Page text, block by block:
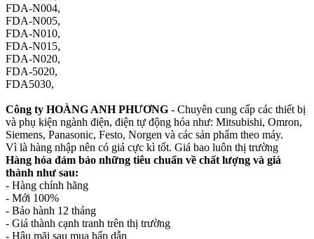
FDA-N004,
FDA-N005,
FDA-N010,
FDA-N015,
FDA-N020,
FDA-5020,
FDA5030,
Công ty HOÀNG ANH PHƯƠNG - Chuyên cung cấp các thiết bị
và phụ kiện ngành điện, điện tự động hóa như: Mitsubishi, Omron,
Siemens, Panasonic, Festo, Norgen và các sản phẩm theo máy.
Vì là hàng nhập nên có giá cực kì tốt. Giá bao luôn thị trường
Hàng hóa đảm bảo những tiêu chuẩn về chất lượng và giá
thành như sau:
- Hàng chính hãng
- Mới 100%
- Bảo hành 12 tháng
- Giá thành cạnh tranh trên thị trường
- Hậu mãi sau mua hấp dẫn